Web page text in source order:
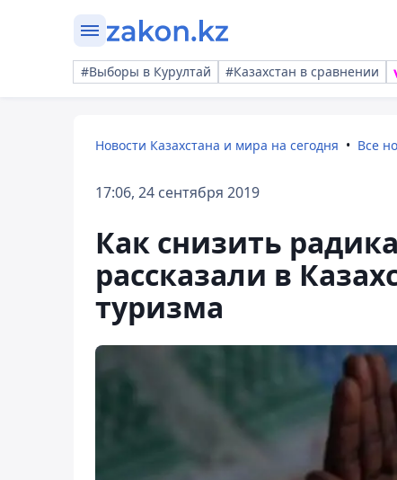
#Выборы в Курултай #Казахстан в сравнении
Новости Казахстана и мира на сегодня Все
17:06, 24 сентября 2019
Как снизить
рассказали в
туризма